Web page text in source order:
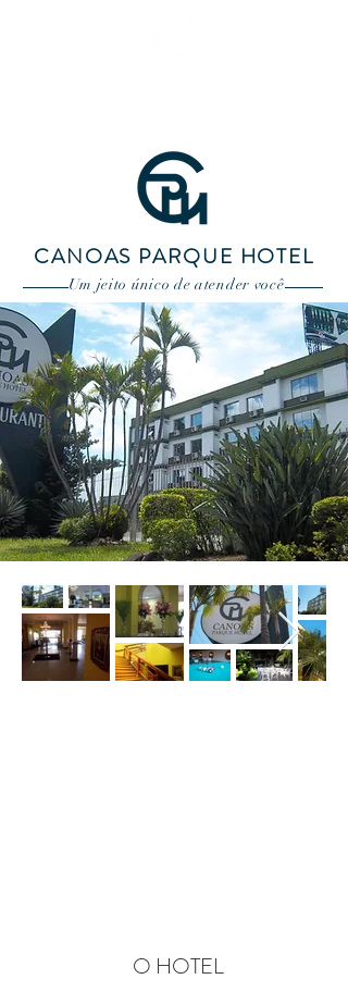
CANOAS PARQUE HOTEL
Um jeito único de atender você
O HOTEL